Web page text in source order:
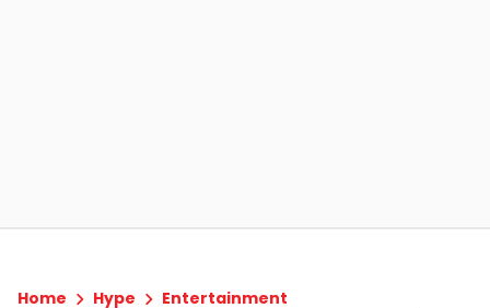
Home Hype Entertainment